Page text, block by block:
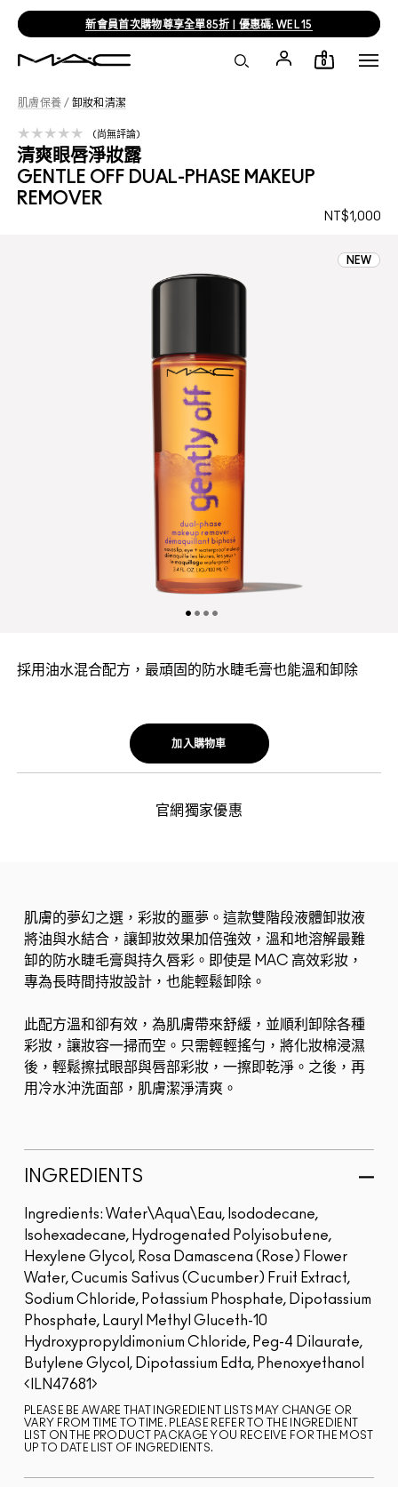
新會員首次購物尊享全單85折 | 優惠碼: WEL15
0
肌膚保養 / 卸妝和清潔
清爽眼唇淨妝露
GENTLE OFF DUAL-PHASE MAKEUP
REMOVER
NT$1,000
尚無評論
NEW
採用油水混合配方，最頑固的防水睫毛膏也能溫和卸除
加入購物車
官網獨家優惠
肌膚的夢幻之選，彩妝的噩夢。這款雙階段液體卸妝液
將油與水結合，讓卸妝效果加倍強效，溫和地溶解最難
卸的防水睫毛膏與持久唇彩。即使是 MAC 高效彩妝，
專為長時間持妝設計，也能輕鬆卸除。
此配方溫和卻有效，為肌膚帶來舒緩，並順利卸除各種
彩妝，讓妝容一掃而空。只需輕輕搖勻，將化妝棉浸濕
後，輕鬆擦拭眼部與唇部彩妝，一擦即乾淨。之後，再
用冷水沖洗面部，肌膚潔淨清爽。
引起痘痘或堵塞毛孔，讓肌膚回歸清爽裸妝狀...
INGREDIENTS
Ingredients: Water\Aqua\Eau, Isododecane,
Isohexadecane, Hydrogenated Polyisobutene,
Hexylene Glycol, Rosa Damascena (Rose) Flower
Water, Cucumis Sativus (Cucumber) Fruit Extract,
Sodium Chloride, Potassium Phosphate, Dipotassium
Phosphate, Lauryl Methyl Gluceth-10
Hydroxypropyldimonium Chloride, Peg-4 Dilaurate,
Butylene Glycol, Dipotassium Edta, Phenoxyethanol
ILN47681
PLEASE BE AWARE THAT INGREDIENT LISTS MAY CHANGE OR
VARY FROM TIME TO TIME. PLEASE REFER TO THE INGREDIENT
LIST ON THE PRODUCT PACKAGE YOU RECEIVE FOR THE MOST
UP TO DATE LIST OF INGREDIENTS.